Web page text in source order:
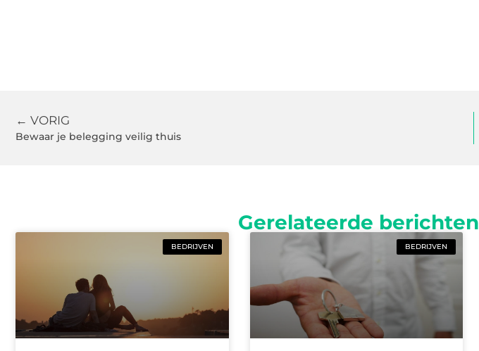
← VORIG
Bewaar je belegging veilig thuis
Gerelateerde berichten
BEDRIJVEN BEDRIJVEN